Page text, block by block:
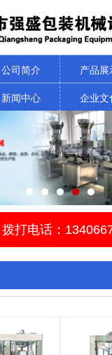
公司简介 产品展
新闻中心 企业文
拨打电话：